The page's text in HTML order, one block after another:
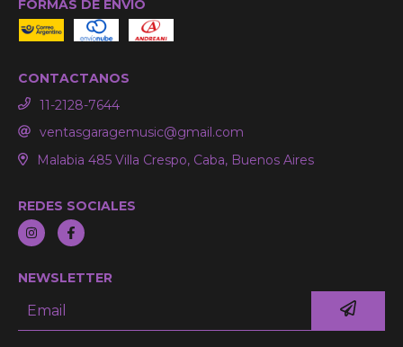
FORMAS DE ENVÍO
CONTACTANOS
11-2128-7644
ventasgaragemusic@gmail.com
Malabia 485 Villa Crespo, Caba, Buenos Aires
REDES SOCIALES
NEWSLETTER